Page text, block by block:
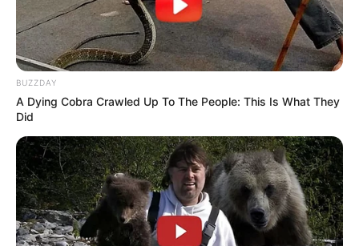
BUZZDAY
A Dying Cobra Crawled Up To The People: This Is What They
Did